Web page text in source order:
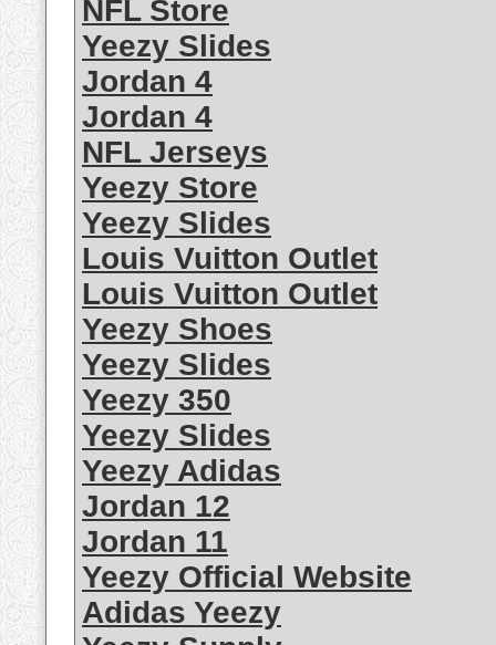
NFL Store
Yeezy Slides
Jordan 4
Jordan 4
NFL Jerseys
Yeezy Store
Yeezy Slides
Louis Vuitton Outlet
Louis Vuitton Outlet
Yeezy Shoes
Yeezy Slides
Yeezy 350
Yeezy Slides
Yeezy Adidas
Jordan 12
Jordan 11
Yeezy Official Website
Adidas Yeezy